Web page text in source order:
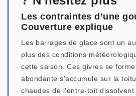
Les contraintes d’une
Couverture explique
Les barrages de glace sont un
plus des conditions
cette saison. Ces givres se
abondante s'accumule sur la
chaudes de l'entre-toit